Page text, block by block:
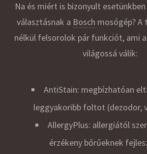
Na és miért is bizonyult
választásnak a Bosch mosógép? A
nélkül felsorolok pár funkciót, ami
világossá válik:
AntiStain: megbízhatóan
leggyakoribb foltot (dezodor,
AllergyPlus: allergiától
érzékeny bőrűeknek